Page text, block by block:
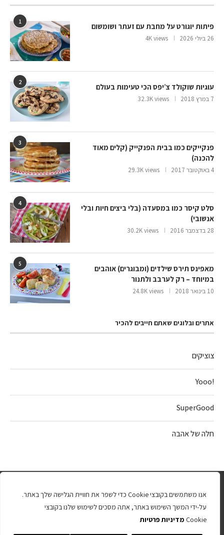
אנו משתמשים בקובצי Cookie כדי לשפר את חוויית הגלישה שלך באתר.
על-ידי המשך השימוש באתר, אתה מסכים לשימוש שלנו בקובצי
Cookie מדיניות פרטיות
1
פיתות יוגורט על מחבת עם זעתר ושומשום
26 ביולי 2026 4K views
2
עוגיות שוקולד צ’יפס הכי טעימות בעולם
7 במרץ 2018 32.3K views
3
פנקייקים כמו בבית הפנקייק (קלים מאוד
להכנה)
4 באוקטובר 2017 29.3K views
4
סלט קיסר כמו במסעדה (בלי ביצים חיות ובלי
אנשובי)
28 בדצמבר 2016 30.2K views
5
מאפינס תירס שילדים (ומבוגרים) אוהבים
במיוחד – רק לערבב ולתנור
10 בינואר 2018 24.8K views
אתרים ובלוגים שאתם חייבים להכיר
צוציקים
!Yooo
SuperGood
חלה של אהבה